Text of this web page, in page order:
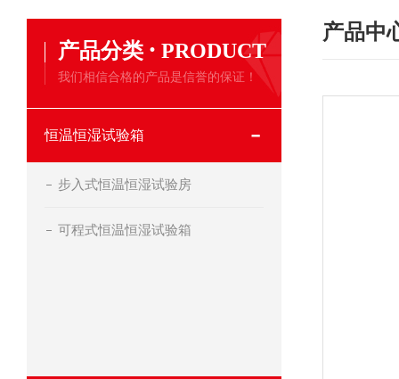
产品分类 · PRODUCT
我们相信合格的产品是信誉的保证！
恒温恒湿试验箱
步入式恒温恒湿试验房
可程式恒温恒湿试验箱
产品中